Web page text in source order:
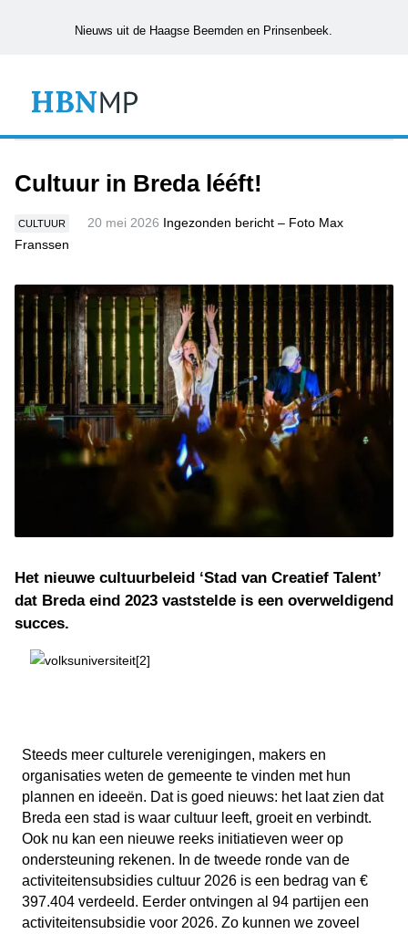
Nieuws uit de Haagse Beemden en Prinsenbeek.
Cultuur in Breda lééft!
CULTUUR 20 mei 2026 Ingezonden bericht – Foto Max
Franssen
Het nieuwe cultuurbeleid ‘Stad van Creatief Talent’
dat Breda eind 2023 vaststelde is een overweldigend
succes.
Steeds meer culturele verenigingen, makers en
organisaties weten de gemeente te vinden met hun
plannen en ideeën. Dat is goed nieuws: het laat zien dat
Breda een stad is waar cultuur leeft, groeit en verbindt.
Ook nu kan een nieuwe reeks initiatieven weer op
ondersteuning rekenen. In de tweede ronde van de
activiteitensubsidies cultuur 2026 is een bedrag van €
397.404 verdeeld. Eerder ontvingen al 94 partijen een
activiteitensubsidie voor 2026. Zo kunnen we zoveel